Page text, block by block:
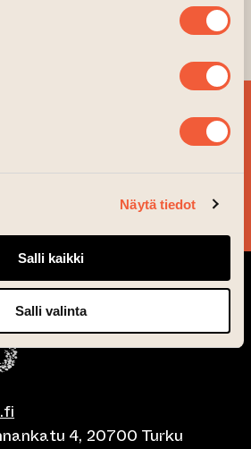
Näytä tiedot
Salli kaikki
Salli valinta
be held in English. The event
OUR
4, 20700 Turku